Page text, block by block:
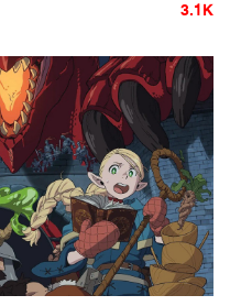
3.1K